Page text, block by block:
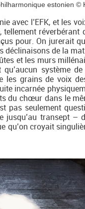
estonien ©
avec l’EFK, et les
tellement
pour. On jurerait
déclinaisons de la
et les murs
système
les grains de voix
incarnée
du chœur dans le
pas seulement
jusqu’au transept –
qu’on croyait